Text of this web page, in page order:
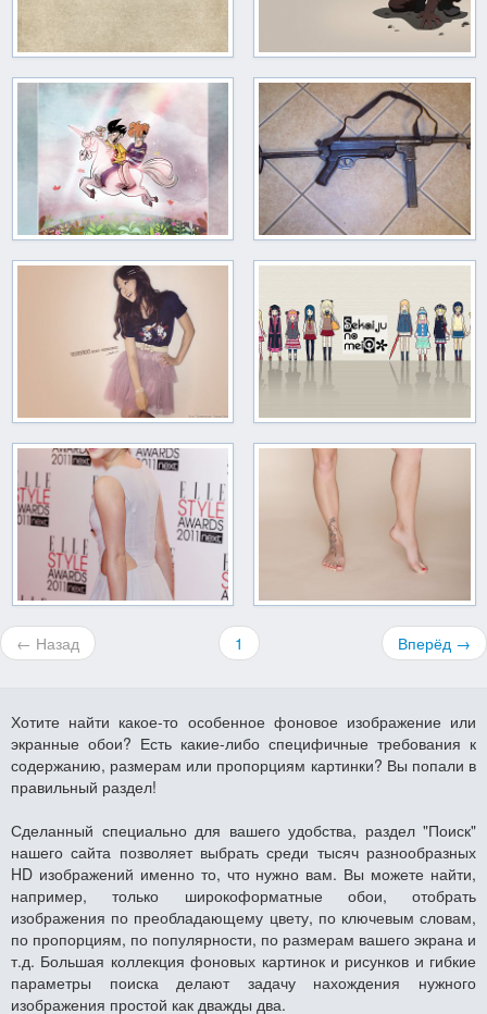
← Назад 1 Вперёд →
Хотите найти какое-то особенное фоновое изображение или
экранные обои? Есть какие-либо специфичные требования к
содержанию, размерам или пропорциям картинки? Вы попали в
правильный раздел!
Сделанный специально для вашего удобства, раздел "Поиск"
нашего сайта позволяет выбрать среди тысяч разнообразных
HD изображений именно то, что нужно вам. Вы можете найти,
например, только широкоформатные обои, отобрать
изображения по преобладающему цвету, по ключевым словам,
по пропорциям, по популярности, по размерам вашего экрана и
т.д. Большая коллекция фоновых картинок и рисунков и гибкие
параметры поиска делают задачу нахождения нужного
изображения простой как дважды два.